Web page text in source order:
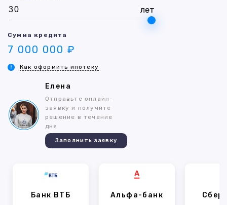
лет
Сумма кредита
7 000 000 ₽
Как оформить ипотеку
Елена
Отправьте онлайн-
заявку и получите
решение в течение
дня
Заполнить заявку
Банк ВТБ Альфа-банк